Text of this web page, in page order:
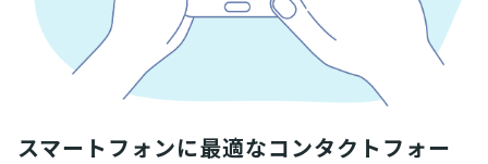
スマートフォンに最適なコンタクトフォー